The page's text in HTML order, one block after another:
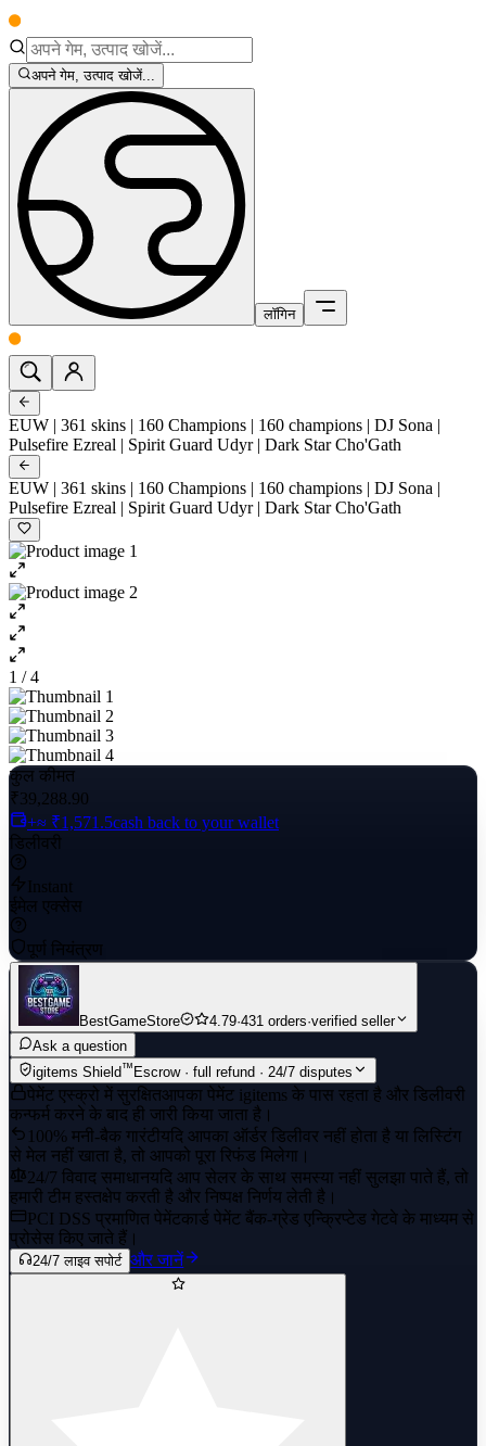
अपने गेम, उत्पाद खोजें...
लॉगिन
EUW | 361 skins | 160 Champions | 160 champions | DJ Sona |
Pulsefire Ezreal | Spirit Guard Udyr | Dark Star Cho'Gath
EUW | 361 skins | 160 Champions | 160 champions | DJ Sona |
Pulsefire Ezreal | Spirit Guard Udyr | Dark Star Cho'Gath
1 / 4
कुल कीमत
₹39,288.90
+≈ ₹1,571.5cash back to your wallet
डिलीवरी
Instant
ईमेल एक्सेस
पूर्ण नियंत्रण
BestGameStore 4.79·431 orders·verified seller
Ask a question
igitems Shield™Escrow · full refund · 24/7 disputes
पेमेंट एस्क्रो में सुरक्षितआपका पेमेंट igitems के पास रहता है और डिलीवरी
कन्फर्म करने के बाद ही जारी किया जाता है।
100% मनी-बैक गारंटीयदि आपका ऑर्डर डिलीवर नहीं होता है या लिस्टिंग
से मेल नहीं खाता है, तो आपको पूरा रिफंड मिलेगा।
24/7 विवाद समाधानयदि आप सेलर के साथ समस्या नहीं सुलझा पाते हैं, तो
हमारी टीम हस्तक्षेप करती है और निष्पक्ष निर्णय लेती है।
PCI DSS प्रमाणित पेमेंटकार्ड पेमेंट बैंक-ग्रेड एन्क्रिप्टेड गेटवे के माध्यम से
प्रोसेस किए जाते हैं।
24/7 लाइव सपोर्ट और जानें